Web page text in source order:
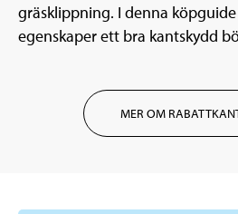
gräsklippning. I denna
egenskaper ett bra kantskydd
MER OM